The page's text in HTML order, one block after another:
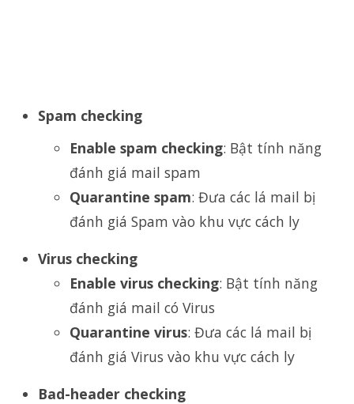
Spam checking
Enable spam checking: Bật tính năng
đánh giá mail spam
Quarantine spam: Đưa các lá mail bị
đánh giá Spam vào khu vực cách ly
Virus checking
Enable virus checking: Bật tính năng
đánh giá mail có Virus
Quarantine virus: Đưa các lá mail bị
đánh giá Virus vào khu vực cách ly
Bad-header checking